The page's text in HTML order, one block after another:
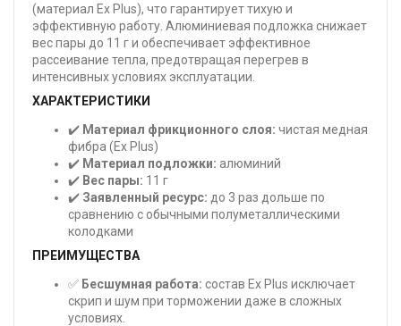
(материал Ex Plus), что гарантирует тихую и
эффективную работу. Алюминиевая подложка снижает
вес пары до 11 г и обеспечивает эффективное
рассеивание тепла, предотвращая перегрев в
интенсивных условиях эксплуатации.
ХАРАКТЕРИСТИКИ
✔️ Материал фрикционного слоя: чистая медная
фибра (Ex Plus)
✔️ Материал подложки: алюминий
✔️ Вес пары: 11 г
✔️ Заявленный ресурс: до 3 раз дольше по
сравнению с обычными полуметаллическими
колодками
ПРЕИМУЩЕСТВА
✅ Бесшумная работа: состав Ex Plus исключает
скрип и шум при торможении даже в сложных
условиях.